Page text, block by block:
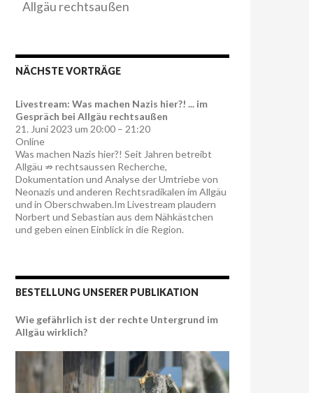
Allgäu rechtsaußen
NÄCHSTE VORTRÄGE
Livestream: Was machen Nazis hier?! ... im
Gespräch bei Allgäu rechtsaußen
21. Juni 2023 um 20:00 – 21:20
Online
Was machen Nazis hier?! Seit Jahren betreibt
Allgäu ⇏ rechtsaussen Recherche,
Dokumentation und Analyse der Umtriebe von
Neonazis und anderen Rechtsradikalen im Allgäu
und in Oberschwaben.Im Livestream plaudern
Norbert und Sebastian aus dem Nähkästchen
und geben einen Einblick in die Region.
BESTELLUNG UNSERER PUBLIKATION
Wie gefährlich ist der rechte Untergrund im
Allgäu wirklich?